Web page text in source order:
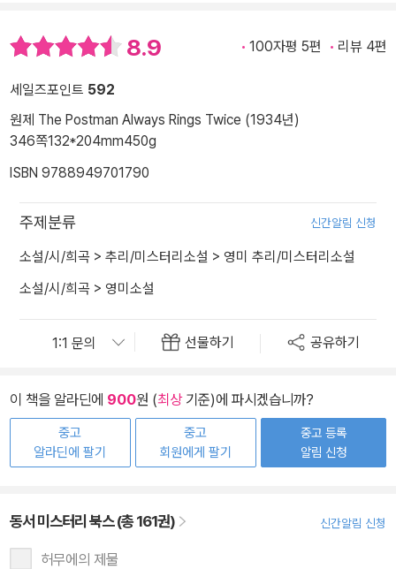
8.9 100자평 5편 리뷰 4편
세일즈포인트 592
원제 The Postman Always Rings Twice (1934년)
346쪽132*204mm450g
ISBN 9788949701790
주제분류 신간알림 신청
소설/시/희곡 > 추리/미스터리소설 > 영미 추리/미스터리소설
소설/시/희곡 > 영미소설
선물하기 공유하기
이 책을 알라딘에 900원 (최상기준)에 파시겠습니까?
중고
알라딘에 팔기
중고
회원에게 팔기
중고 등록
알림 신청
동서 미스터리 북스 (총 161권) 신간알림 신청
허무에의 제물